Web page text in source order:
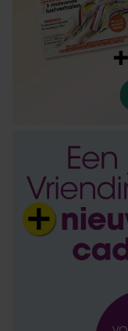
gebruiken.